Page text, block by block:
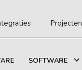
Projecten
SOFTWARE